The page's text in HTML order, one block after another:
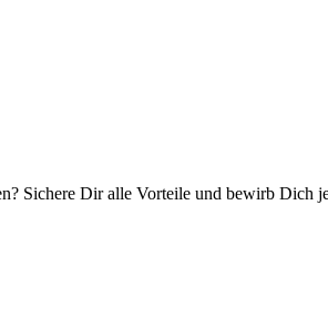
Sichere Dir alle Vorteile und bewirb Dich